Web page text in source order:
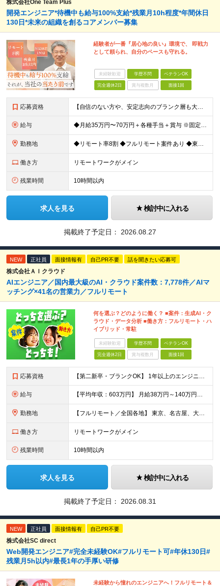
株式会社One Team Plus
開発エンジニア*待機中も給与100%支給*残業月10h程度*年間休日
130日*未来の組織を創るコアメンバー募集
経験者が一番『居心地の良い』環境で、 即戦力
として頼られ、自分のペースも守れる。
未経験歓迎 学歴不問 ベテランOK
完全週休2日 賞与複数月 面接1回
応募資格 【自信のない方や、安定志向のブランク層も大歓迎！】 ◆何らかのIT業界経験 システム開発、運用・保守の経験をお持ちの方（言語不問） ※経験年数が1〜2年程度と浅い方やブランクのある方も歓迎！ ◆学歴
給与 ◆月給35万円〜70万円＋各種手当＋賞与 ※固定残業代30時間分（30時間／月50,000円 ～ 100,000円）を含む。 超過分は別途全額支給します。 ※試用期間3ヵ月あり（期間中の給与の差異は
勤務地 ◆リモート率8割 ◆フルリモート案件あり ◆東京都、神奈川県、千葉県、埼玉県の各プロジェクト先 ＊ご自宅からのアクセス・通勤時間を最大限に考慮してアサインします。 ＊現在エンジニアの8割がフルリモー
働き方 リモートワークがメイン
残業時間 10時間以内
求人を見る 検討中に入れる
掲載終了予定日： 2026.08.27
NEW 正社員 面接情報有 自己PR不要 話を聞きたい応募可
株式会社ＡＩクラウド
AIエンジニア／国内最大級のAI・クラウド案件数：7,778件／AIマ
ッチング×41名の営業力／フルリモート
何を選ぶ？どのように働く？ ■案件：生成AI・ク
ラウド・データ分析 ■働き方：フルリモート・ハ
イブリッド・常駐
未経験歓迎 学歴不問 ベテランOK
完全週休2日 賞与複数月 面接1回
応募資格 【第二新卒・ブランクOK】 1年以上のエンジニア経験がある方(開発・インフラ・工程・言語一切不問） 文理・学歴不問 【三上さんの事例】 転職前 AWS案件を希望していましたが、資格や評価軸が不明確で
給与 【平均年収：603万円】 月給38万円～140万円＋諸手当（経験者） 【平均年収603万円】 ※案件の契約内容や昇給額などはすべて開示します。 ※経験や能力を考慮し決定します。 ※月給には固定残業
勤務地 【フルリモート／全国各地】 東京、名古屋、大阪、福岡を中心とした全国のプロジェクトにアサイン。 ※プロジェクトは完全選択制です。 ※フルリモート、ハイブリッド型、常駐案件から自由に選択可能です。 ※転
働き方 リモートワークがメイン
残業時間 10時間以内
求人を見る 検討中に入れる
掲載終了予定日： 2026.08.31
NEW 正社員 面接情報有 自己PR不要
株式会社SC direct
Web開発エンジニア#完全未経験OK#フルリモート可#年休130日#
残業月5h以内#最長1年の手厚い研修
未経験から憧れのエンジニアへ！フルリモート＆